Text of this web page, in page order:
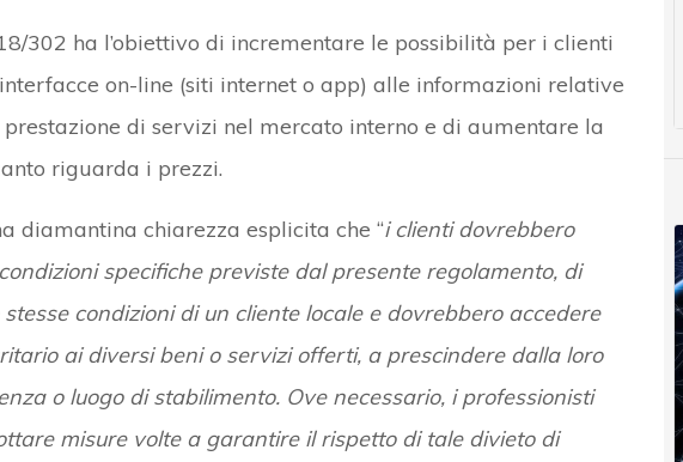
302 ha l’obiettivo di incrementare le possibilità per i clienti
on-line (siti internet o app) alle informazioni relative
di servizi nel mercato interno e di aumentare la
riguarda i prezzi.
diamantina chiarezza esplicita che “i clienti dovrebbero
specifiche previste dal presente regolamento, di
condizioni di un cliente locale e dovrebbero accedere
ai diversi beni o servizi offerti, a prescindere dalla loro
o luogo di stabilimento. Ove necessario, i professionisti
misure volte a garantire il rispetto di tale divieto di